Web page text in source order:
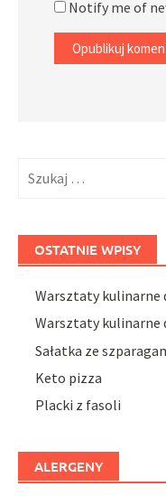
Notify me of
OSTATNIE WPISY
Warsztaty kulinarne
Warsztaty kulinarne
Sałatka ze
Keto pizza
Placki z fasoli
ALERGENY